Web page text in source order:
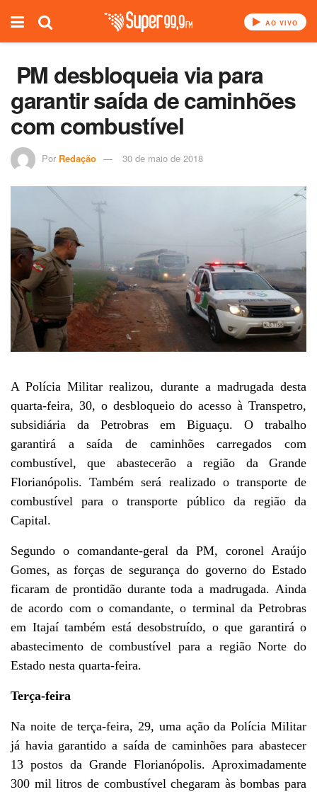
AO VIVO
PM desbloqueia via para
garantir saída de caminhões
com combustível
Por Redação 30 de maio de 2018
A Polícia Militar realizou, durante a madrugada desta
quarta-feira, 30, o desbloqueio do acesso à Transpetro,
subsidiária da Petrobras em Biguaçu. O trabalho
garantirá a saída de caminhões carregados com
combustível, que abastecerão a região da Grande
Florianópolis. Também será realizado o transporte de
combustível para o transporte público da região da
Capital.
Segundo o comandante-geral da PM, coronel Araújo
Gomes, as forças de segurança do governo do Estado
ficaram de prontidão durante toda a madrugada. Ainda
de acordo com o comandante, o terminal da Petrobras
em Itajaí também está desobstruído, o que garantirá o
abastecimento de combustível para a região Norte do
Estado nesta quarta-feira.
Terça-feira
Na noite de terça-feira, 29, uma ação da Polícia Militar
já havia garantido a saída de caminhões para abastecer
13 postos da Grande Florianópolis. Aproximadamente
300 mil litros de combustível chegaram às bombas para